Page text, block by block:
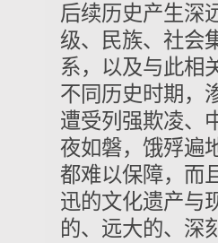
后续历史产生深
级、民族、社会
系，以及与此相
不同历史时期，
遭受列强欺凌、
夜如磐，饿殍遍
都难以保障，而
迅的文化遗产与
的、远大的、深